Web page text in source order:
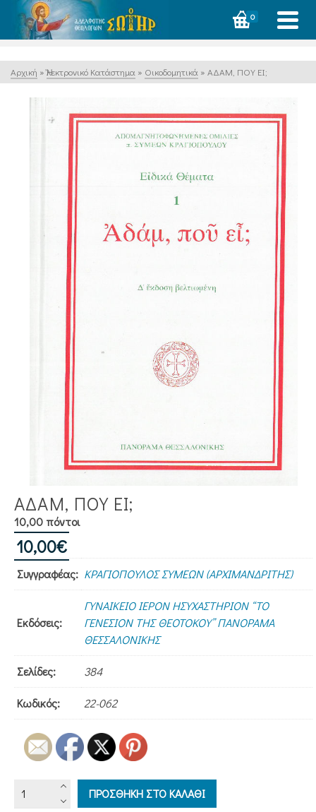
0
Αρχική » Ἠλεκτρονικό Κατάστημα » Οικοδομητικά » ΑΔΑΜ, ΠΟΥ ΕΙ;
ΑΔΑΜ, ΠΟΥ ΕΙ;
10,00 πόντοι
10,00€
Συγγραφέας: ΚΡΑΓΙΟΠΟΥΛΟΣ ΣΥΜΕΩΝ (ΑΡΧΙΜΑΝΔΡΙΤΗΣ)
Εκδόσεις:
ΓΥΝΑΙΚΕΙΟ ΙΕΡΟΝ ΗΣΥΧΑΣΤΗΡΙΟΝ “ΤΟ
ΓΕΝΕΣΙΟΝ ΤΗΣ ΘΕΟΤΟΚΟΥ” ΠΑΝΟΡΑΜΑ
ΘΕΣΣΑΛΟΝΙΚΗΣ
Σελίδες: 384
Κωδικός: 22-062
ΠΡΟΣΘΗΚΗ ΣΤΟ ΚΑΛΑΘΙ